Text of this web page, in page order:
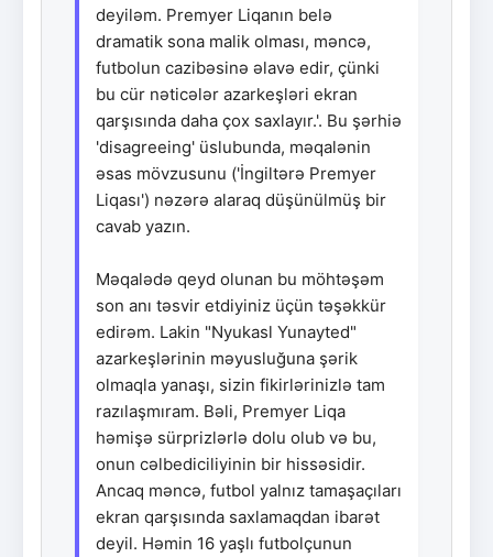
deyiləm. Premyer Liqanın belə
dramatik sona malik olması, məncə,
futbolun cazibəsinə əlavə edir, çünki
bu cür nəticələr azarkeşləri ekran
qarşısında daha çox saxlayır.'. Bu şərhiə
'disagreeing' üslubunda, məqalənin
əsas mövzusunu ('İngiltərə Premyer
Liqası') nəzərə alaraq düşünülmüş bir
cavab yazın.
Məqalədə qeyd olunan bu möhtəşəm
son anı təsvir etdiyiniz üçün təşəkkür
edirəm. Lakin "Nyukasl Yunayted"
azarkeşlərinin məyusluğuna şərik
olmaqla yanaşı, sizin fikirlərinizlə tam
razılaşmıram. Bəli, Premyer Liqa
həmişə sürprizlərlə dolu olub və bu,
onun cəlbediciliyinin bir hissəsidir.
Ancaq məncə, futbol yalnız tamaşaçıları
ekran qarşısında saxlamaqdan ibarət
deyil. Həmin 16 yaşlı futbolçunun